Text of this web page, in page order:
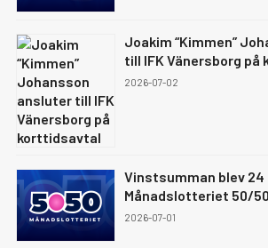
Joakim “Kimmen”
till IFK Vänersborg
2026-07-02
Vinstsumman blev 24
Månadslotteriet 50/
2026-07-01